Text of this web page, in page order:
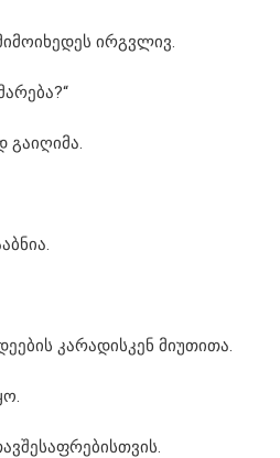
ირგვლივ.
გაიღიმა.
კარადისკენ მიუთითა.